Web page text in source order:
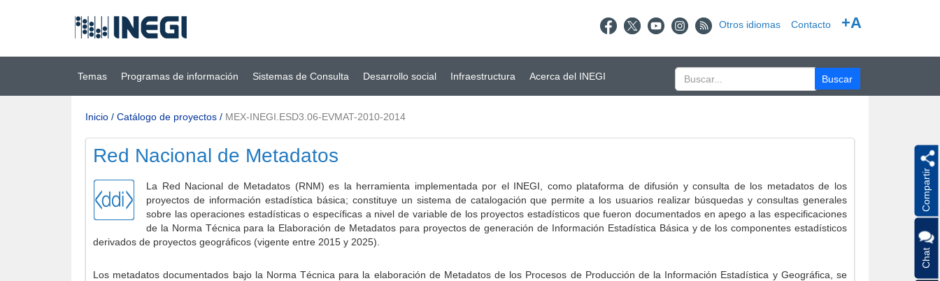
principal
(INEGI) Otros idiomas Contacto +A
Temas Programas de información Sistemas de Consulta Desarrollo social Infraestructura Acerca del INEGI
Inicio / Catálogo de proyectos / MEX-INEGI.ESD3.06-EVMAT-2010-2014
Red Nacional de Metadatos
La Red Nacional de Metadatos (RNM) es la herramienta implementada por el INEGI, como plataforma de difusión y consulta de los metadatos de los
proyectos de información estadística básica; constituye un sistema de catalogación que permite a los usuarios realizar búsquedas y consultas generales
sobre las operaciones estadísticas o específicas a nivel de variable de los proyectos estadísticos que fueron documentados en apego a las especificaciones
de la Norma Técnica para la Elaboración de Metadatos para proyectos de generación de Información Estadística Básica y de los componentes estadísticos
derivados de proyectos geográficos (vigente entre 2015 y 2025).
Los metadatos documentados bajo la Norma Técnica para la elaboración de Metadatos de los Procesos de Producción de la Información Estadística y Geográfica, se
Compartir
Chat